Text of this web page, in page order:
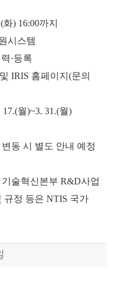
) 16:00까지
시스템
·등록
IRIS 홈페이지(문의
월)~3. 31.(월)
동 시 별도 안내 예정
술혁신본부 R&D사업
정 등은 NTIS 국가